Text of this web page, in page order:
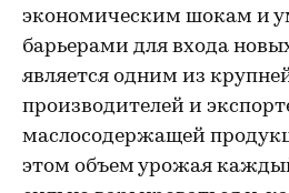
экономическим шокам и
барьерами для входа
является одним из
производителей и
маслосодержащей
этом объем урожая